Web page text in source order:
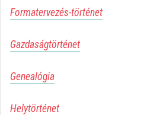
Közreműködők
Formatervezés-történet
Gazdaságtörténet
Genealógia
Helytörténet